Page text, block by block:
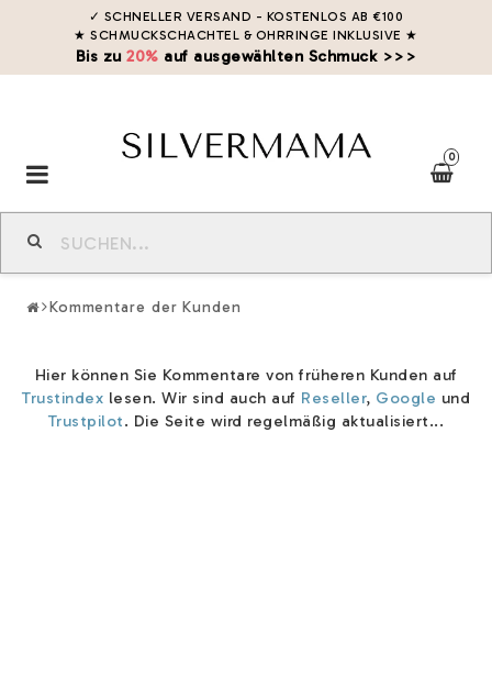
✓ SCHNELLER VERSAND - KOSTENLOS AB €100
★ SCHMUCKSCHACHTEL & OHRRINGE INKLUSIVE ★
Bis zu20% auf ausgewählten Schmuck >>>
0
Toggle
navigation
Kommentare der Kunden
Hier können Sie Kommentare von früheren Kunden auf
Trustindex lesen. Wir sind auch auf Reseller, Google und
Trustpilot. Die Seite wird regelmäßig aktualisiert...